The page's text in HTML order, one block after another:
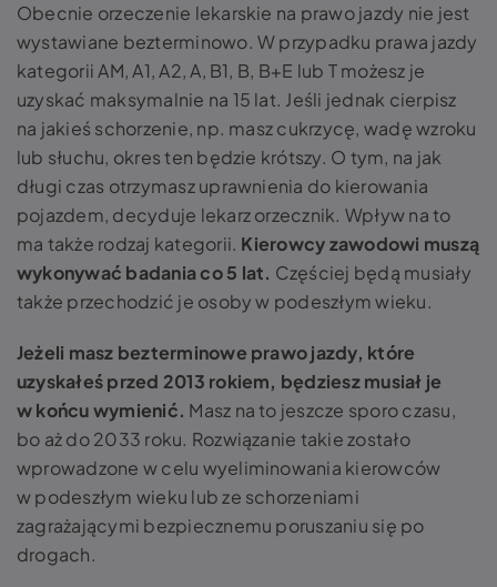
Obecnie orzeczenie lekarskie na prawo jazdy nie jest
wystawiane bezterminowo. W przypadku prawa jazdy
kategorii AM, A1, A2, A, B1, B, B+E lub T możesz je
uzyskać maksymalnie na 15 lat. Jeśli jednak cierpisz
na jakieś schorzenie, np. masz cukrzycę, wadę wzroku
lub słuchu, okres ten będzie krótszy. O tym, na jak
długi czas otrzymasz uprawnienia do kierowania
pojazdem, decyduje lekarz orzecznik. Wpływ na to
ma także rodzaj kategorii. Kierowcy zawodowi muszą
wykonywać badania co 5 lat. Częściej będą musiały
także przechodzić je osoby w podeszłym wieku.
Jeżeli masz bezterminowe prawo jazdy, które
uzyskałeś przed 2013 rokiem, będziesz musiał je
w końcu wymienić. Masz na to jeszcze sporo czasu,
bo aż do 2033 roku. Rozwiązanie takie zostało
wprowadzone w celu wyeliminowania kierowców
w podeszłym wieku lub ze schorzeniami
zagrażającymi bezpiecznemu poruszaniu się po
drogach.